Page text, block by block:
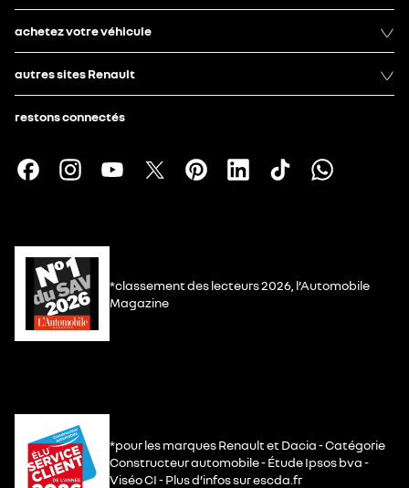
achetez votre véhicule
autres sites Renault
restons connectés
*classement des lecteurs 2026, l’Automobile
Magazine
*pour les marques Renault et Dacia - Catégorie
Constructeur automobile - Étude Ipsos bva -
Viséo CI - Plus d’infos sur escda.fr